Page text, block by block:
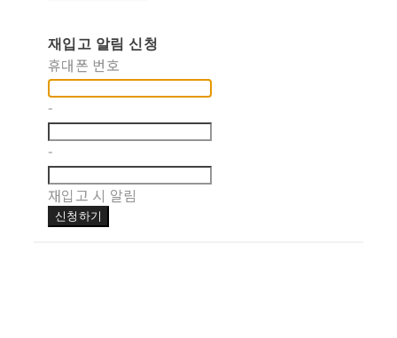
재입고 알림 신청
휴대폰 번호
-
-
재입고 시 알림
신청하기